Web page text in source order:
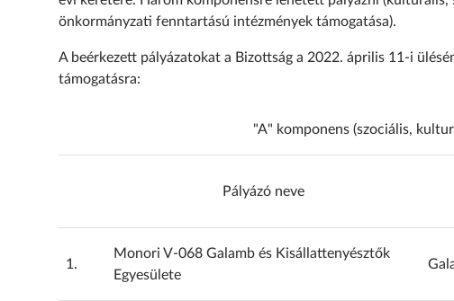
önkormányzati fenntartású intézmények támogatása).
A beérkezett pályázatokat a Bizottság a 2022. április 11-i
támogatásra:
"A" komponens (szociális,
Pályázó neve
1.
Monori V-068 Galamb és Kisállattenyésztők
Egyesülete